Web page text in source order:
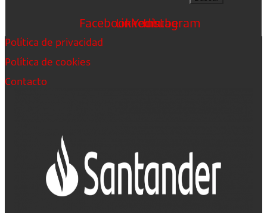
FacebookLinkedin
Youtube
Instagram
Política de privacidad
Política de cookies
Contacto